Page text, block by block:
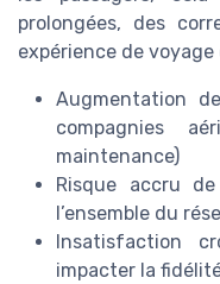
prolongées, des
expérience de voyage
Augmentation
compagnies
maintenance)
Risque accru
l’ensemble du
Insatisfaction
impacter la